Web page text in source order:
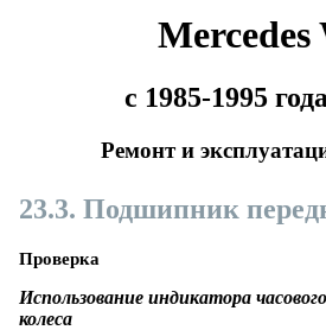
Mercedes
с 1985-1995
Ремонт и
23.3. Подшипник
Проверка
Использование индикатора
колеса